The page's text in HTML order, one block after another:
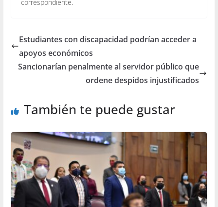
correspondiente.
Estudiantes con discapacidad podrían acceder a
apoyos económicos
Sancionarían penalmente al servidor público que
ordene despidos injustificados
También te puede gustar